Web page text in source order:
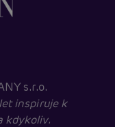
s.r.o.
inspiruje k
kdykoliv.